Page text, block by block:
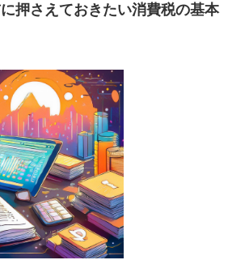
押さえておきたい消費税の基本